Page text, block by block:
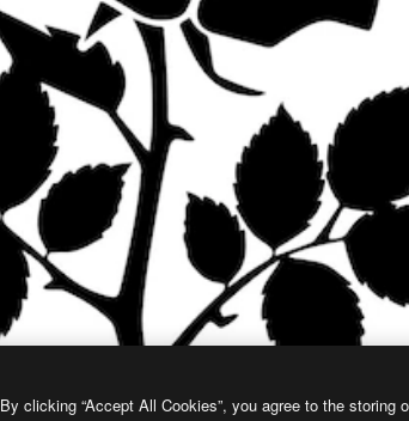
By clicking “Accept All Cookies”, you agree to the